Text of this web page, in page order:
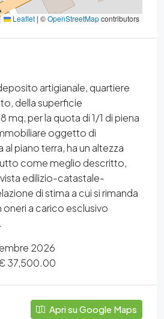
Leaflet | ©OpenStreetMapcontributors
artigianale, quartiere
della superficie
mq, per la quota di 1/1 di piena
oggetto di
piano terra, ha un altezza
come meglio descritto,
edilizio-catastale-
di stima a cui si rimanda
a carico esclusivo
2026
€ 37,500.00
Apri su Google Maps